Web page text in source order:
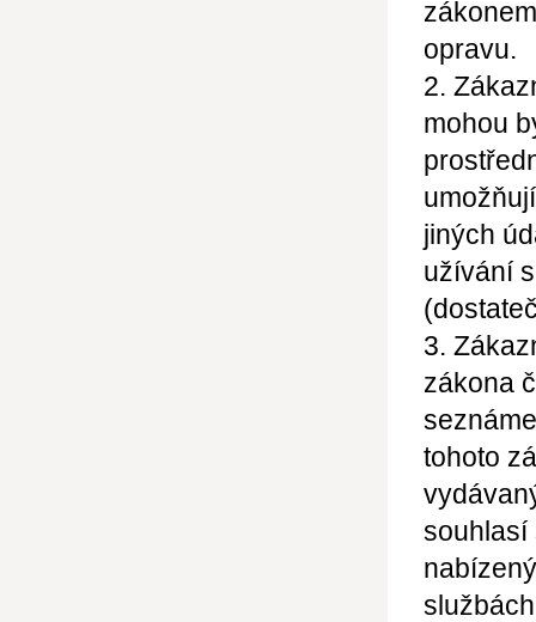
opravu.
2.
mohou
jiných
užívání
3.
zákona
tohoto
souhlasí